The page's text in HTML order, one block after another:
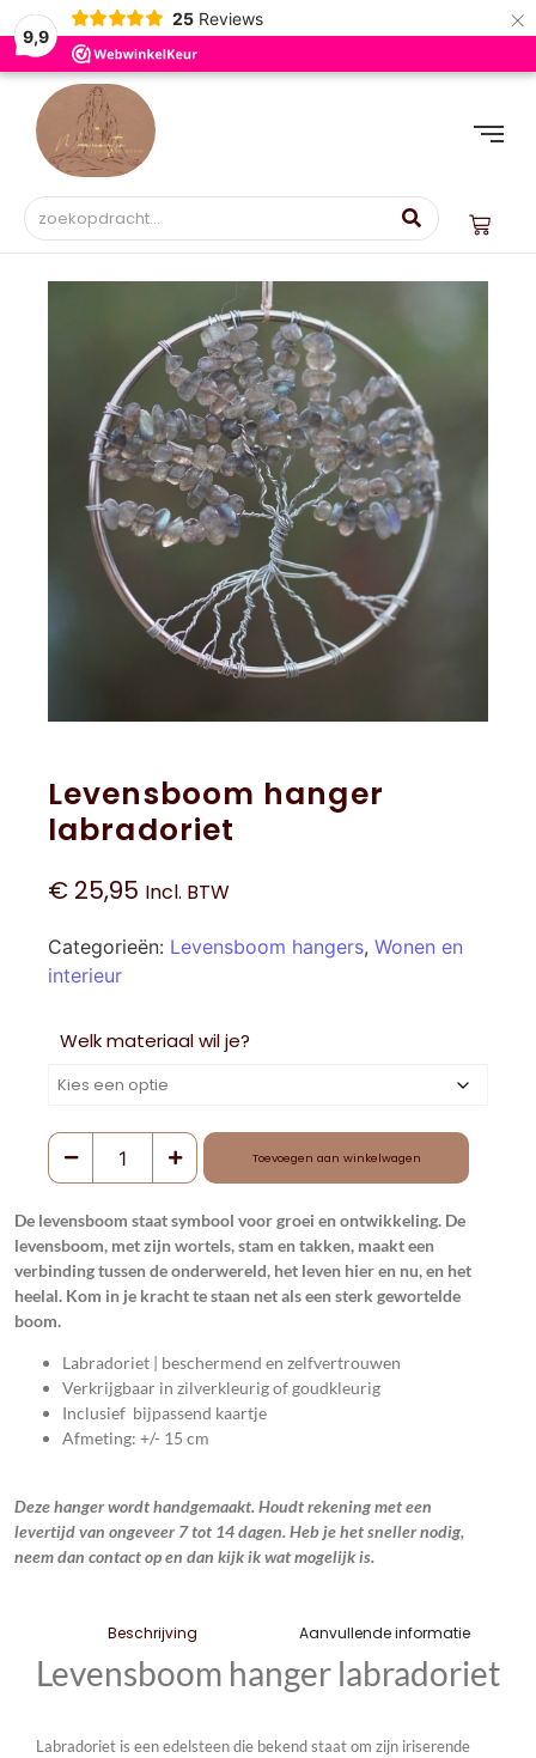
9,9
25 Reviews ×
Levensboom hanger
labradoriet
€ 25,95 Incl. BTW
Categorieën: Levensboom hangers, Wonen en
interieur
Welk materiaal wil je?
Toevoegen aan winkelwagen
De levensboom staat symbool voor groei en ontwikkeling. De
levensboom, met zijn wortels, stam en takken, maakt een
verbinding tussen de onderwereld, het leven hier en nu, en het
heelal. Kom in je kracht te staan net als een sterk gewortelde
boom.
Labradoriet | beschermend en zelfvertrouwen
Verkrijgbaar in zilverkleurig of goudkleurig
Inclusief bijpassend kaartje
Afmeting: +/- 15 cm
Deze hanger wordt handgemaakt. Houdt rekening met een
levertijd van ongeveer 7 tot 14 dagen. Heb je het sneller nodig,
neem dan contact op en dan kijk ik wat mogelijk is.
Beschrijving Aanvullende informatie
Levensboom hanger labradoriet
Labradoriet is een edelsteen die bekend staat om zijn iriserende